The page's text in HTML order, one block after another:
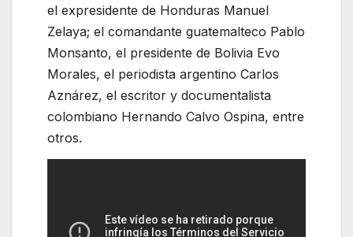
el expresidente de Honduras Manuel
Zelaya; el comandante guatemalteco Pablo
Monsanto, el presidente de Bolivia Evo
Morales, el periodista argentino Carlos
Aznárez, el escritor y documentalista
colombiano Hernando Calvo Ospina, entre
otros.